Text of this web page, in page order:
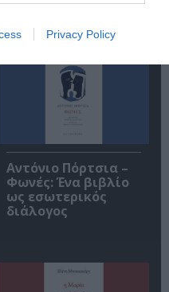
Privacy Policy
Αντόνιο Πόρτσια –
Φωνές: Ένα βιβλίο
ως εσωτερικός
διάλογος